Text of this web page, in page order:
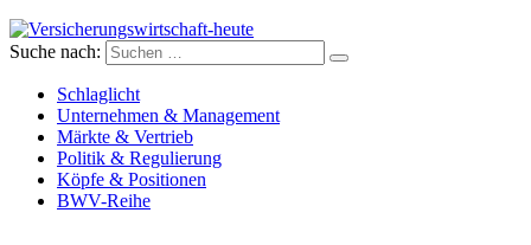
Versicherungswirtschaft-heute
Suche nach:
Schlaglicht
Unternehmen & Management
Märkte & Vertrieb
Politik & Regulierung
Köpfe & Positionen
BWV-Reihe